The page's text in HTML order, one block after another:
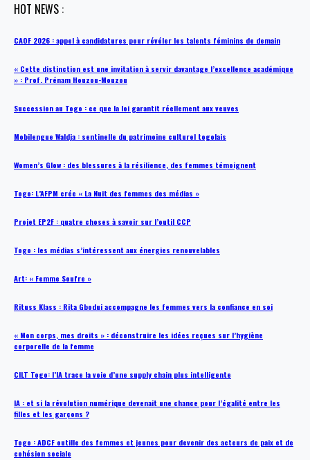
HOT NEWS :
CAOF 2026 : appel à candidatures pour révéler les talents féminins de demain
« Cette distinction est une invitation à servir davantage l’excellence académique
» : Prof. Prénam Houzou-Mouzou
Succession au Togo : ce que la loi garantit réellement aux veuves
Mobilengue Waldja : sentinelle du patrimoine culturel togolais
Women’s Glow : des blessures à la résilience, des femmes témoignent
Togo: L’AFPM crée « La Nuit des femmes des médias »
Projet EP2F : quatre choses à savoir sur l’outil CCP
Togo : les médias s’intéressent aux énergies renouvelables
Art: « Femme Soufre »
Rituss Klass : Rita Gbodui accompagne les femmes vers la confiance en soi
« Mon corps, mes droits » : déconstruire les idées reçues sur l’hygiène
corporelle de la femme
CILT Togo: l’IA trace la voie d’une supply chain plus intelligente
IA : et si la révolution numérique devenait une chance pour l’égalité entre les
filles et les garçons ?
Togo : ADCF outille des femmes et jeunes pour devenir des acteurs de paix et de
cohésion sociale